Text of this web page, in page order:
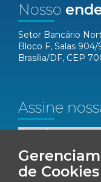
de Cookies
Nosso
Setor Bancário
Bloco F, Salas 904/
Brasília/DF, CEP
Assine
Nome*
Email*